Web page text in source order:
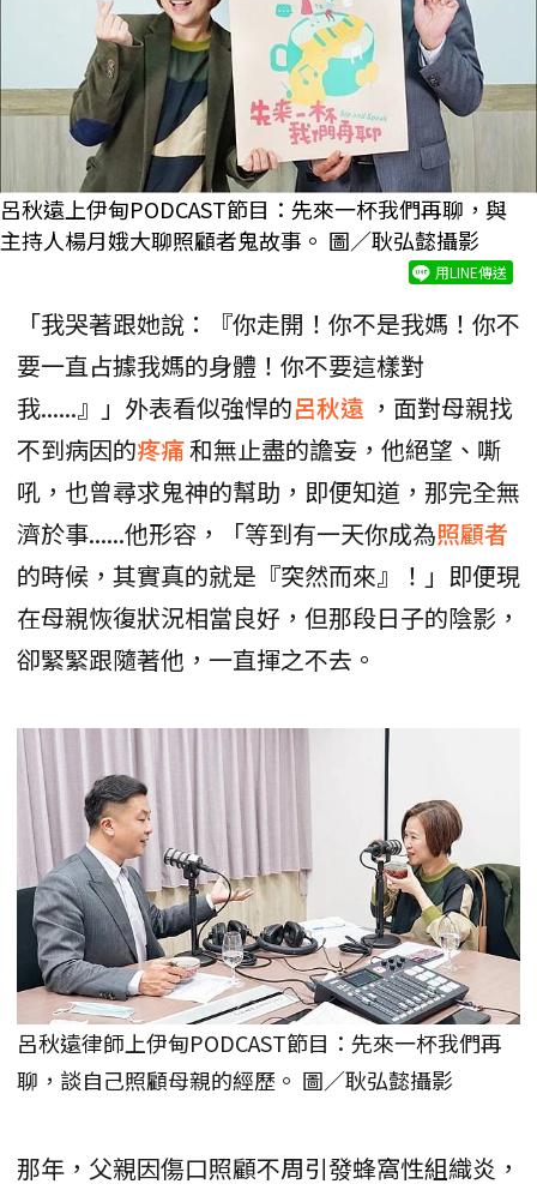
呂秋遠上伊甸PODCAST節目：先來一杯我們再聊，與
主持人楊月娥大聊照顧者鬼故事。 圖／耿弘懿攝影
用LINE傳送
「我哭著跟她說：『你走開！你不是我媽！你不
要一直占據我媽的身體！你不要這樣對
我......』」外表看似強悍的呂秋遠 ，面對母親找
不到病因的疼痛和無止盡的譫妄，他絕望、嘶
吼，也曾尋求鬼神的幫助，即便知道，那完全無
濟於事......他形容，「等到有一天你成為照顧者
的時候，其實真的就是『突然而來』！」即便現
在母親恢復狀況相當良好，但那段日子的陰影，
卻緊緊跟隨著他，一直揮之不去。
呂秋遠律師上伊甸PODCAST節目：先來一杯我們再
聊，談自己照顧母親的經歷。 圖／耿弘懿攝影
那年，父親因傷口照顧不周引發蜂窩性組織炎，